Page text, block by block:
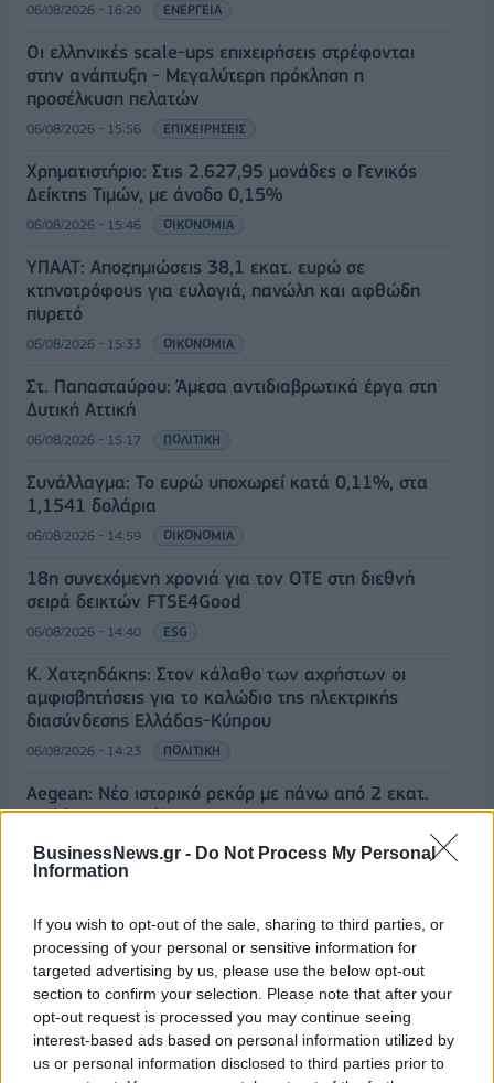
BusinessNews.gr - Do Not Process My Personal
Information
If you wish to opt-out of the sale, sharing to third parties, or
processing of your personal or sensitive information for
targeted advertising by us, please use the below opt-out
section to confirm your selection. Please note that after your
opt-out request is processed you may continue seeing
interest-based ads based on personal information utilized by
us or personal information disclosed to third parties prior to
06/08/2026 - 16:20 ΕΝΕΡΓΕΙΑ
Οι ελληνικές scale-ups επιχειρήσεις στρέφονται
στην ανάπτυξη - Μεγαλύτερη πρόκληση η
προσέλκυση πελατών
06/08/2026 - 15:56 ΕΠΙΧΕΙΡΗΣΕΙΣ
Χρηματιστήριο: Στις 2.627,95 μονάδες ο Γενικός
Δείκτης Τιμών, με άνοδο 0,15%
06/08/2026 - 15:46 ΟΙΚΟΝΟΜΙΑ
ΥΠΑΑΤ: Αποζημιώσεις 38,1 εκατ. ευρώ σε
κτηνοτρόφους για ευλογιά, πανώλη και αφθώδη
πυρετό
06/08/2026 - 15:33 ΟΙΚΟΝΟΜΙΑ
Στ. Παπασταύρου: Άμεσα αντιδιαβρωτικά έργα στη
Δυτική Αττική
06/08/2026 - 15:17 ΠΟΛΙΤΙΚΗ
Συνάλλαγμα: Το ευρώ υποχωρεί κατά 0,11%, στα
1,1541 δολάρια
06/08/2026 - 14:59 ΟΙΚΟΝΟΜΙΑ
18η συνεχόμενη χρονιά για τον ΟΤΕ στη διεθνή
σειρά δεικτών FTSE4Good
06/08/2026 - 14:40 ESG
Κ. Χατζηδάκης: Στον κάλαθο των αχρήστων οι
αμφισβητήσεις για το καλώδιο της ηλεκτρικής
διασύνδεσης Ελλάδας-Κύπρου
06/08/2026 - 14:23 ΠΟΛΙΤΙΚΗ
Aegean: Νέο ιστορικό ρεκόρ με πάνω από 2 εκατ.
επιβάτες τον Ιούλιο
06/08/2026 - 14:00 ΤΟΥΡΙΣΜΟΣ